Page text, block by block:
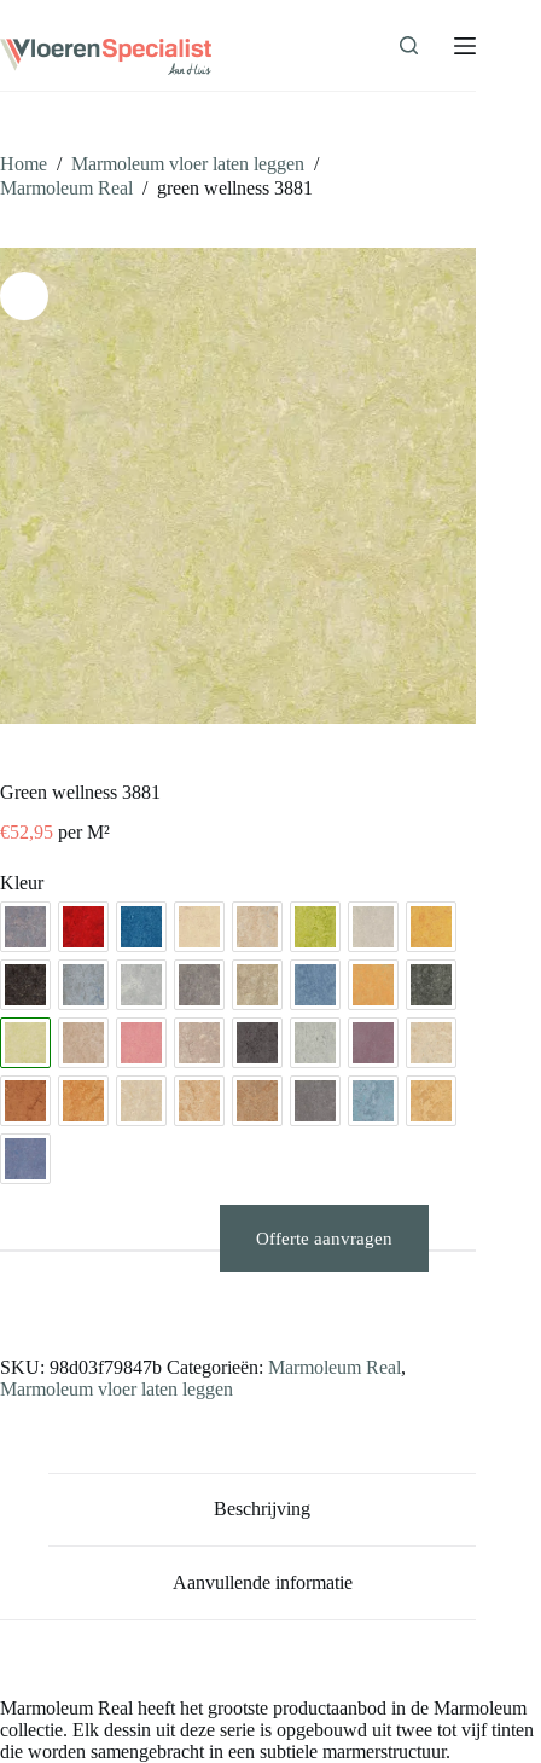
de
inhoud
Home / Marmoleum vloer laten leggen /
Marmoleum Real / green wellness 3881
green wellness 3881
€52,95 per M²
Kleur
Offerte aanvragen
SKU: 98d03f79847b Categorieën: Marmoleum Real,
Marmoleum vloer laten leggen
Beschrijving
Aanvullende informatie
Marmoleum Real heeft het grootste productaanbod in de Marmoleum
collectie. Elk dessin uit deze serie is opgebouwd uit twee tot vijf tinten
die worden samengebracht in een subtiele marmerstructuur.